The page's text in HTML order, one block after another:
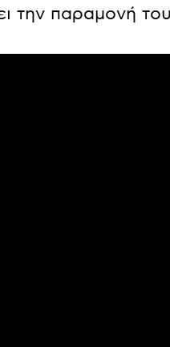
την παραμονή